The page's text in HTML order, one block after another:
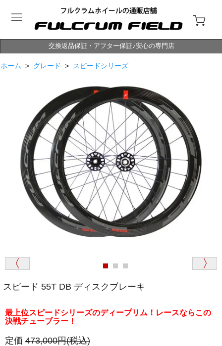
交換返品保証・アフター保証♪安心の専門店
ホーム > グレード > スピードシリーズ
スピード 55T DB ディスクブレーキ
最上位スピードシリーズのディープリム！レースならこの
決戦チューブラー！
定価 473,000円(税込)